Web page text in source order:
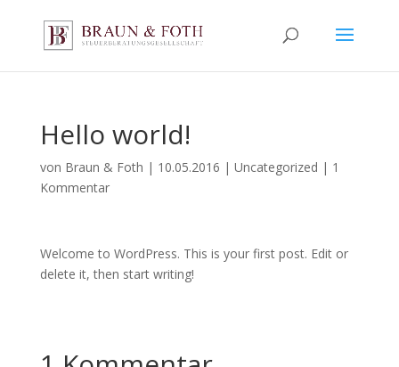
Hello world!
von Braun & Foth | 10.05.2016 | Uncategorized | 1
Kommentar
Welcome to WordPress. This is your first post. Edit or
delete it, then start writing!